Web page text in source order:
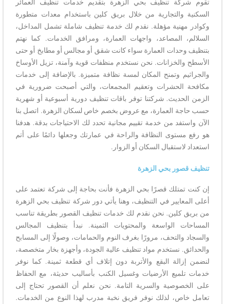
تقوم شركة تنظيف بحي الزهرة بتقديم خدمات تنظيف العمائر
السكنية والتجارية من خلال بريق كلين باستخدام معدات متطورة
وكوادر مهنية مؤهلة. نقدم لك خدمة تنظيف شاملة تشمل المداخل،
السلالم، المصاعد، واجهات العمارة، ومرافق الخدمات. كما نهتم
بتنظيف وحدات العمارة سواء كانت شقق أو مجالس أو مطابخ أو حتى
الأسطح والخزانات. نحن نستخدم منظفات قوية وآمنة، تزيل الأوساخ
والجراثيم وتمنح المكان لمسة نظافة متميزة. بالإضافة إلى خدمات
مكافحة الحشرات وتعقيم المجمعات، والتي أصبحت ضرورية في
الزمن الحديث. شركتنا توفر باقات تنظيف دورية أسبوعية أو شهرية
حسب حاجة العمارة، مع عروض بخصم خاص لسكان الزهرة. اتصل بنا
الآن واستفد من خدمة تقييم مجانية تحدد لك الاحتياجات بدقة. هدفنا
هو رفع مستوى النظافة والراحة في عمارتك وجعلها دائمًا على أتم
استعداد لاستقبال السكان أو الزوار.
تنظيف قصور بحي الزهرة
إن كنت تمتلك قصرًا بحي الزهرة فأنت بحاجة إلى شركة تعتمد على
أعلى المعايير في التنظيف، وهنا يأتي دور شركة تنظيف بحي الزهرة
من بريق كلين. نحن نقدم لك خدمات تنظيف القصور بطريقة تناسب
المساحات الواسعة والمحتويات الثمينة. نبدأ بتنظيف المجالس
والسجاد والتحف، مرورًا بغرف النوم والحمامات، وصولًا إلى المسابح
والحدائق. نستخدم مواد تنظيف عالية الجودة، وأجهزة بخار متخصصة،
لنضمن إزالة البقع والأتربة دون إتلاف أي قطعة ثمينة. كما نوفر
خدمات تلميع الأرضيات وغسيل الكنب بأساليب حديثة، مع الحفاظ
على الخصوصية والسرية التامة. نحن نعلم أن القصور تحتاج إلى
تعامل خاص، لذلك نوفر فريق نخبة مدرب لهذا النوع من الخدمات.